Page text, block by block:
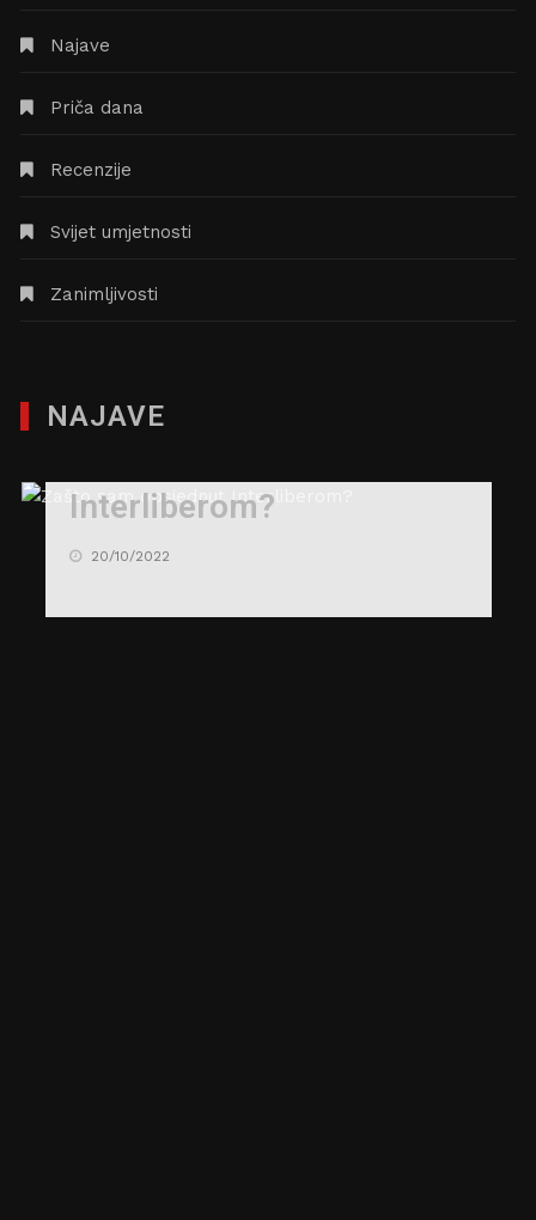
Najave
Priča dana
Recenzije
Svijet umjetnosti
Zanimljivosti
NAJAVE
Interliberom?
20/10/2022